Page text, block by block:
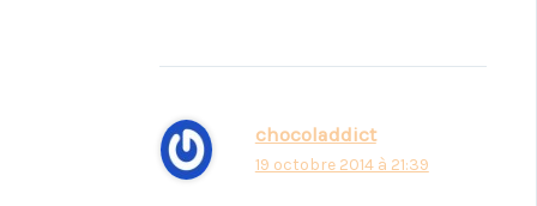
chocoladdict
19 octobre 2014 à 21:39